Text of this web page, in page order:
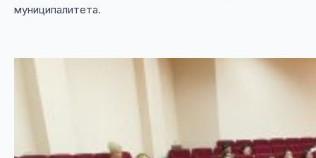
муниципалитета.